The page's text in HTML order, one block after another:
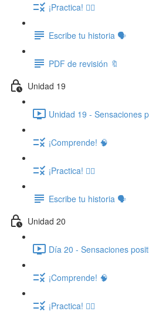
¡Practica! ✍🏽
Escribe tu historia 🗣️
PDF de revisión 🔖
Unidad 19
Unidad 19 - Sensaciones
¡Comprende! 🧠
¡Practica! ✍🏽
Escribe tu historia 🗣️
Unidad 20
Día 20 - Sensaciones
¡Comprende! 🧠
¡Practica! ✍🏽